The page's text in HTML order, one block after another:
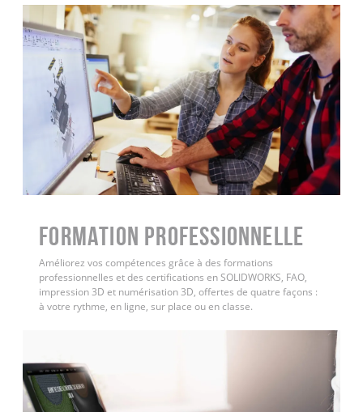
FORMATION PROFESSIONNELLE
Améliorez vos compétences grâce à des formations
professionnelles et des certifications en SOLIDWORKS, FAO,
impression 3D et numérisation 3D, offertes de quatre façons :
à votre rythme, en ligne, sur place ou en classe.